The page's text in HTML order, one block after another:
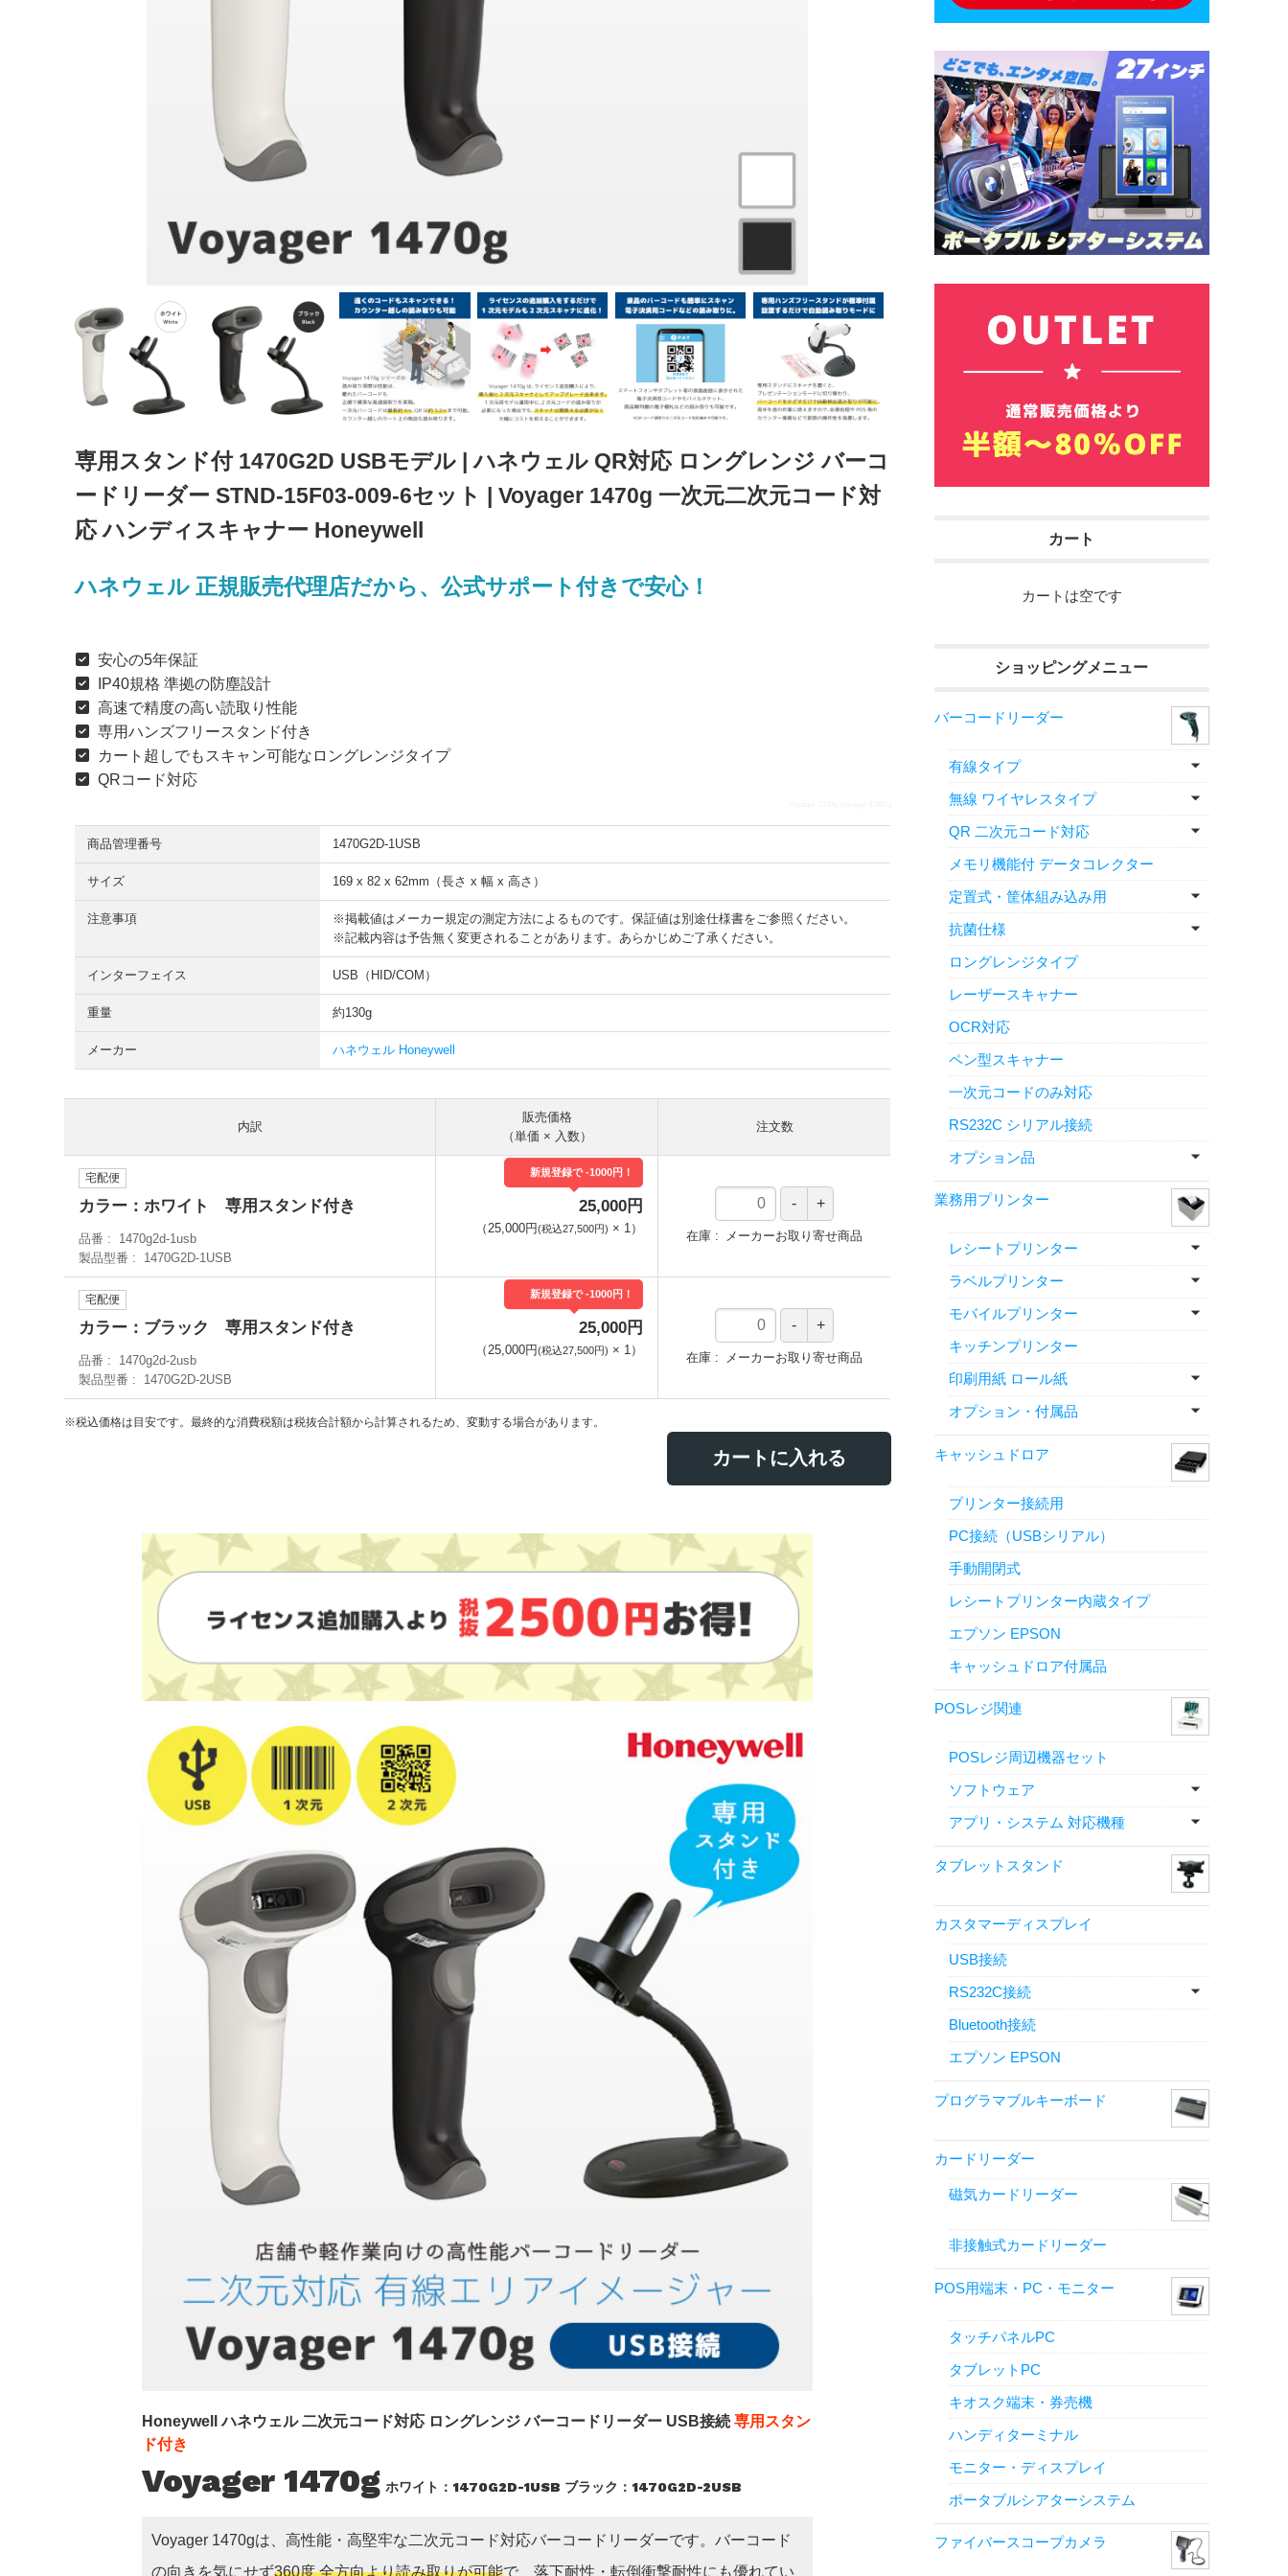
専用スタンド付 1470G2D USBモデル | ハネウェル QR対応 ロングレンジ バーコ
ードリーダー STND-15F03-009-6セット | Voyager 1470g 一次元二次元コード対
応 ハンディスキャナー Honeywell
ハネウェル 正規販売代理店だから、公式サポート付きで安心！
安心の5年保証
IP40規格 準拠の防塵設計
高速で精度の高い読取り性能
専用ハンズフリースタンド付き
カート超しでもスキャン可能なロングレンジタイプ
QRコード対応
商品管理番号 1470G2D-1USB
サイズ 169 x 82 x 62mm（長さ x 幅 x 高さ）
注意事項
※掲載値はメーカー規定の測定方法によるものです。保証値は別途仕様書をご参照ください。
※記載内容は予告無く変更されることがあります。あらかじめご了承ください。
インターフェイス USB（HID/COM）
重量 約130g
メーカー ハネウェル Honeywell
内訳
販売価格
（単価 × 入数）
注文数
宅配便
カラー：ホワイト 専用スタンド付き
品番
1470g2d-1usb
製品型番
1470G2D-1USB
新規登録で -1000円！
25,000円
（ 25,000円(税込27,500円) × 1 ）
在庫 メーカーお取り寄せ商品
宅配便
カラー：ブラック 専用スタンド付き
品番
1470g2d-2usb
製品型番
1470G2D-2USB
新規登録で -1000円！
25,000円
（ 25,000円(税込27,500円) × 1 ）
在庫 メーカーお取り寄せ商品
※税込価格は目安です。最終的な消費税額は税抜合計額から計算されるため、変動する場合があります。
カートに入れる
Honeywell ハネウェル 二次元コード対応 ロングレンジ バーコードリーダー USB接続専用スタン
ド付き
Voyager 1470g ホワイト：1470G2D-1USB ブラック：1470G2D-2USB
Voyager 1470gは、高性能・高堅牢な二次元コード対応バーコードリーダーです。バーコード
の向きを気にせず360度 全方向より読み取りが可能で、落下耐性・転倒衝撃耐性にも優れてい
カート
カートは空です
ショッピングメニュー
バーコードリーダー
有線タイプ
無線 ワイヤレスタイプ
QR 二次元コード対応
メモリ機能付 データコレクター
定置式・筐体組み込み用
抗菌仕様
ロングレンジタイプ
レーザースキャナー
OCR対応
ペン型スキャナー
一次元コードのみ対応
RS232C シリアル接続
オプション品
業務用プリンター
レシートプリンター
ラベルプリンター
モバイルプリンター
キッチンプリンター
印刷用紙 ロール紙
オプション・付属品
キャッシュドロア
プリンター接続用
PC接続（USBシリアル）
手動開閉式
レシートプリンター内蔵タイプ
エプソン EPSON
キャッシュドロア付属品
POSレジ関連
POSレジ周辺機器セット
ソフトウェア
アプリ・システム 対応機種
タブレットスタンド
カスタマーディスプレイ
USB接続
RS232C接続
Bluetooth接続
エプソン EPSON
プログラマブルキーボード
カードリーダー
磁気カードリーダー
非接触式カードリーダー
POS用端末・PC・モニター
タッチパネルPC
タブレットPC
キオスク端末・券売機
ハンディターミナル
モニター・ディスプレイ
ポータブルシアターシステム
ファイバースコープカメラ